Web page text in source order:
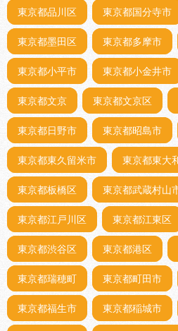
東京都品川区 東京都国分寺市
東京都墨田区 東京都多摩市
東京都小平市 東京都小金井市
東京都文京 東京都文京区
東京都日野市 東京都昭島市
東京都東久留米市 東京都東大
東京都板橋区 東京都武蔵村山
東京都江戸川区 東京都江東区
東京都渋谷区 東京都港区
東京都瑞穂町 東京都町田市
東京都福生市 東京都稲城市